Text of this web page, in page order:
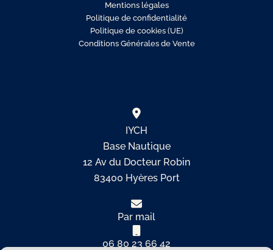
Mentions légales
Politique de confidentialité
Politique de cookies (UE)
Conditions Générales de Vente
IYCH
Base Nautique
12 Av du Docteur Robin
83400 Hyères Port
Par mail
06 80 23 66 42